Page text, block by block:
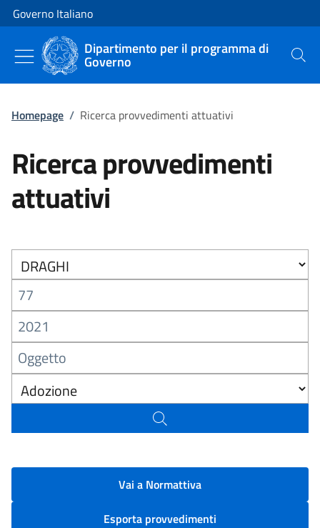
Vai al contenuto
Vai alla navigazione del sito
Governo Italiano
Dipartimento per il programma di
Governo Cerca
Homepage / Ricerca provvedimenti attuativi
Ricerca provvedimenti
attuativi
Vai a Normattiva
Esporta provvedimenti